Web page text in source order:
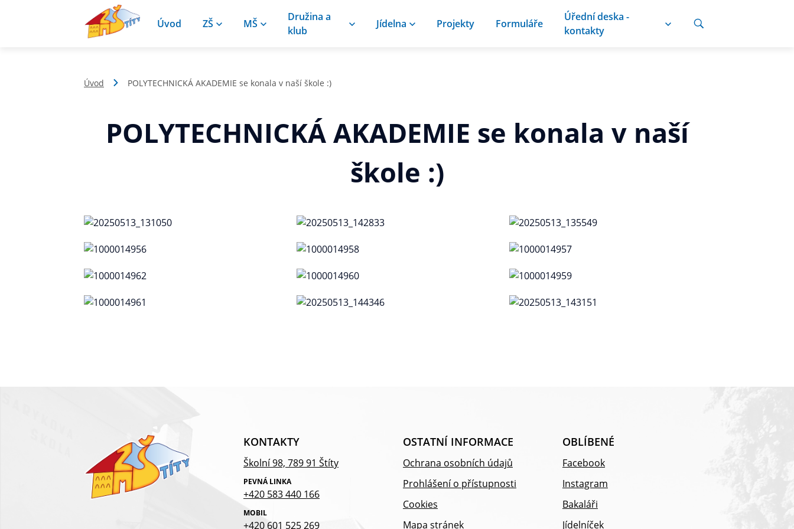
Úvod ZŠ MŠ
Družina a
klub
Jídelna Projekty Formuláře
Úřední deska -
kontakty
Úvod POLYTECHNICKÁ AKADEMIE se konala v naší škole :)
POLYTECHNICKÁ AKADEMIE se konala v naší
škole :)
KONTAKTY
Školní 98, 789 91 Štíty
PEVNÁ LINKA
+420 583 440 166
MOBIL
+420 601 525 269
OSTATNÍ INFORMACE
Ochrana osobních údajů
Prohlášení o přístupnosti
Cookies
Mapa stránek
OBLÍBENÉ
Facebook
Instagram
Bakaláři
Jídelníček